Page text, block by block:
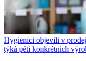
Hygienici objevili v
týká pěti konkrétních